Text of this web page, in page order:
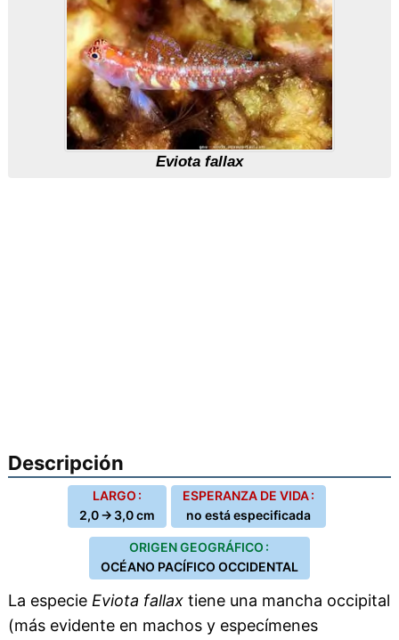
Eviota fallax
Descripción
LARGO :
2,0 → 3,0 cm
ESPERANZA DE VIDA :
no está especificada
ORIGEN GEOGRÁFICO :
OCÉANO PACÍFICO OCCIDENTAL
La especie Eviota fallaxtiene una mancha occipital
(más evidente en machos y especímenes